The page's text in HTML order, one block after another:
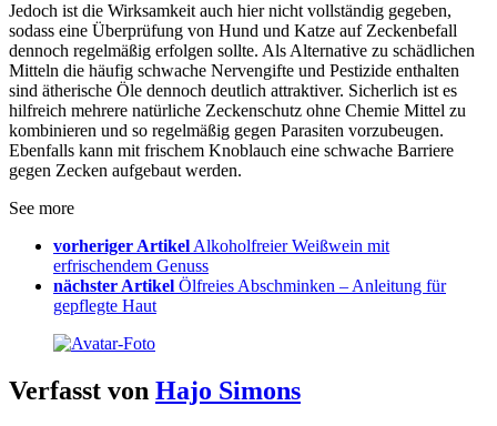
Jedoch ist die Wirksamkeit auch hier nicht vollständig gegeben,
sodass eine Überprüfung von Hund und Katze auf Zeckenbefall
dennoch regelmäßig erfolgen sollte. Als Alternative zu schädlichen
Mitteln die häufig schwache Nervengifte und Pestizide enthalten
sind ätherische Öle dennoch deutlich attraktiver. Sicherlich ist es
hilfreich mehrere natürliche Zeckenschutz ohne Chemie Mittel zu
kombinieren und so regelmäßig gegen Parasiten vorzubeugen.
Ebenfalls kann mit frischem Knoblauch eine schwache Barriere
gegen Zecken aufgebaut werden.
See more
vorheriger Artikel Alkoholfreier Weißwein mit
erfrischendem Genuss
nächster Artikel Ölfreies Abschminken – Anleitung für
gepflegte Haut
Verfasst von Hajo Simons